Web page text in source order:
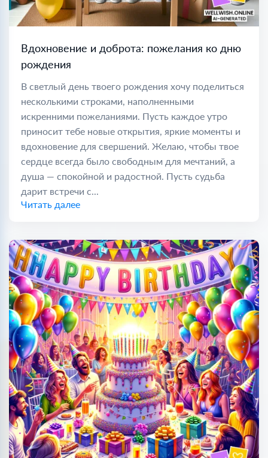
Вдохновение и доброта: пожелания ко дню
рождения
В светлый день твоего рождения хочу поделиться
несколькими строками, наполненными
искренними пожеланиями. Пусть каждое утро
приносит тебе новые открытия, яркие моменты и
вдохновение для свершений. Желаю, чтобы твое
сердце всегда было свободным для мечтаний, а
душа — спокойной и радостной. Пусть судьба
дарит встречи с...
Читать далее